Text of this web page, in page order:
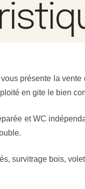
présente la
en gite le bien
et WC
survitrage bois,